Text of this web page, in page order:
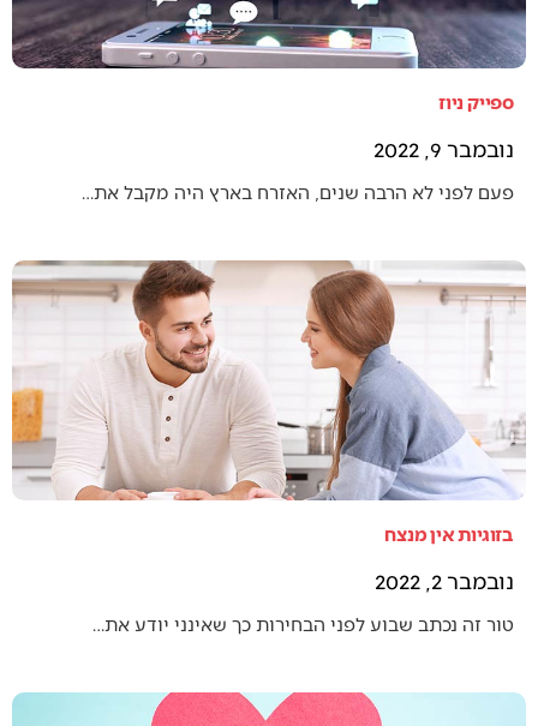
ספייק ניוז
נובמבר 9, 2022
פעם לפני לא הרבה שנים, האזרח בארץ היה מקבל את…
בזוגיות אין מנצח
נובמבר 2, 2022
טור זה נכתב שבוע לפני הבחירות כך שאינני יודע את…